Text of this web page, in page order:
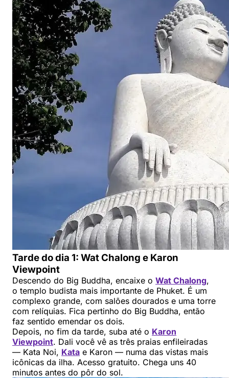
Tarde do dia 1: Wat Chalong e Karon
Viewpoint
Descendo do Big Buddha, encaixe o Wat Chalong,
o templo budista mais importante de Phuket. É um
complexo grande, com salões dourados e uma torre
com relíquias. Fica pertinho do Big Buddha, então
faz sentido emendar os dois.
Depois, no fim da tarde, suba até o Karon
Viewpoint. Dali você vê as três praias enfileiradas
— Kata Noi, Kata e Karon — numa das vistas mais
icônicas da ilha. Acesso gratuito. Chega uns 40
minutos antes do pôr do sol.